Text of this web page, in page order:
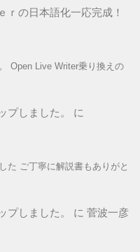
ｒの日本語化一応完成！
Open Live Writer乗り換えの
プしました。
に
た ご丁寧に解説書もありがと
プしました。 に 菅波一彦